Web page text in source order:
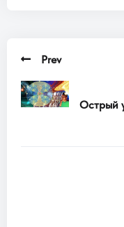
Prev
Острый